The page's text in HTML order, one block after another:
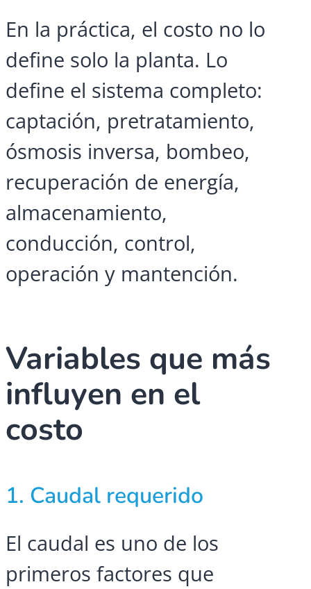
En la práctica, el costo no lo
define solo la planta. Lo
define el sistema completo:
captación, pretratamiento,
ósmosis inversa, bombeo,
recuperación de energía,
almacenamiento,
conducción, control,
operación y mantención.
Variables que más
influyen en el
costo
1. Caudal requerido
El caudal es uno de los
primeros factores que